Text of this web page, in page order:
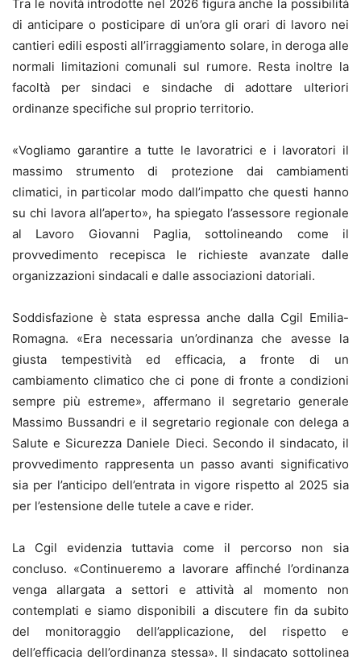
Tra le novità introdotte nel 2026 figura anche la possibilità
di anticipare o posticipare di un’ora gli orari di lavoro nei
cantieri edili esposti all’irraggiamento solare, in deroga alle
normali limitazioni comunali sul rumore. Resta inoltre la
facoltà per sindaci e sindache di adottare ulteriori
ordinanze specifiche sul proprio territorio.
«Vogliamo garantire a tutte le lavoratrici e i lavoratori il
massimo strumento di protezione dai cambiamenti
climatici, in particolar modo dall’impatto che questi hanno
su chi lavora all’aperto», ha spiegato l’assessore regionale
al Lavoro Giovanni Paglia, sottolineando come il
provvedimento recepisca le richieste avanzate dalle
organizzazioni sindacali e dalle associazioni datoriali.
Soddisfazione è stata espressa anche dalla Cgil Emilia-
Romagna. «Era necessaria un’ordinanza che avesse la
giusta tempestività ed efficacia, a fronte di un
cambiamento climatico che ci pone di fronte a condizioni
sempre più estreme», affermano il segretario generale
Massimo Bussandri e il segretario regionale con delega a
Salute e Sicurezza Daniele Dieci. Secondo il sindacato, il
provvedimento rappresenta un passo avanti significativo
sia per l’anticipo dell’entrata in vigore rispetto al 2025 sia
per l’estensione delle tutele a cave e rider.
La Cgil evidenzia tuttavia come il percorso non sia
concluso. «Continueremo a lavorare affinché l’ordinanza
venga allargata a settori e attività al momento non
contemplati e siamo disponibili a discutere fin da subito
del monitoraggio dell’applicazione, del rispetto e
dell’efficacia dell’ordinanza stessa». Il sindacato sottolinea